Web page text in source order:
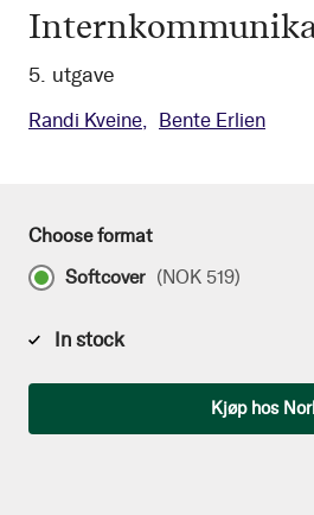
5. utgave
Randi Kveine Bente Erlien
Choose format
Softcover (NOK 519)
In stock
Kjøp hos